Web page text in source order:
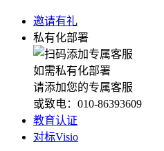
邀请有礼
私有化部署
如需私有化部署
请添加您的专属客服
或致电：010-86393609
教育认证
对标Visio